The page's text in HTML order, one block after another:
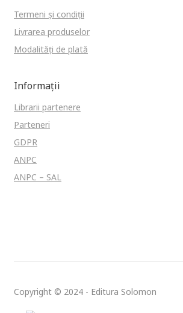
Termeni și condiții
Livrarea produselor
Modalități de plată
Informații
Librarii partenere
Parteneri
GDPR
ANPC
ANPC – SAL
Copyright © 2024 - Editura Solomon